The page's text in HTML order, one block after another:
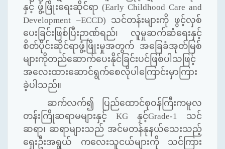
နှင့် ဖွံ့ဖြိုးရေးဆိုင်ရာ (Early Childhood Care and
Development –ECCD) သင်တန်းများကို ဖွင့်လှစ်
ပေးခြင်းဖြစ်ပြီးဉာဏ်ရည်၊ လူမှုဆက်ဆံရေးနှင့်
စိတ်ပိုင်းဆိုင်ရာဖွံ့ဖြိုးမှုအတွက် အခြေခံအုတ်မြစ်
များကိုတည်ဆောက်ပေးနိုင်ခြင်းပင်ဖြစ်ပါသဖြင့်
အလေးထားဆောင်ရွက်စေလိုပါကြောင်းမှာကြား
ခဲ့ပါသည်။
ဆက်လက်၍ ပြည်ထောင်စုဝန်ကြီးကမူလ
တန်းကြိုဆရာမများနှင့် KG နှင့်Grade-1 သင်
ဆရာ၊ ဆရာများသည် အင်မတန်နုနယ်သေးသည့်
ရှေးဦးအရွယ် ကလေးသူငယ်များကို သင်ကြား